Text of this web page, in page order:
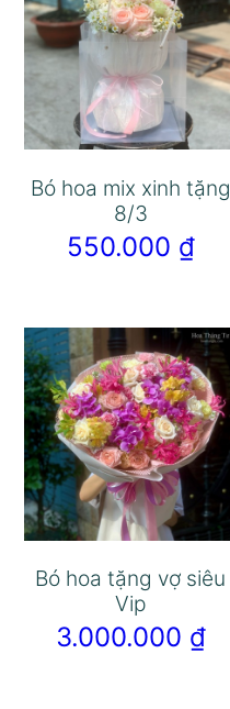
Bó hoa mix xinh tặng
8/3
550.000 ₫
Bó hoa tặng vợ siêu
Vip
3.000.000 ₫